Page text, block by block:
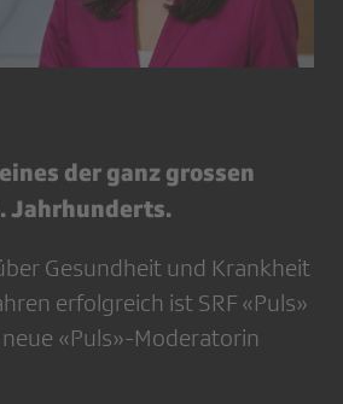
der ganz grossen
Jahrhunderts.
Gesundheit und Krankheit
erfolgreich ist SRF «Puls»
«Puls»-Moderatorin